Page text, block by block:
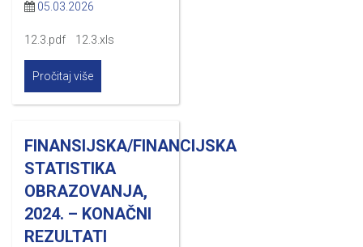
05.03.2026
12.3.pdf 12.3.xls
Pročitaj više
FINANSIJSKA/FINANCIJSKA
STATISTIKA
OBRAZOVANJA,
2024. – KONAČNI
REZULTATI